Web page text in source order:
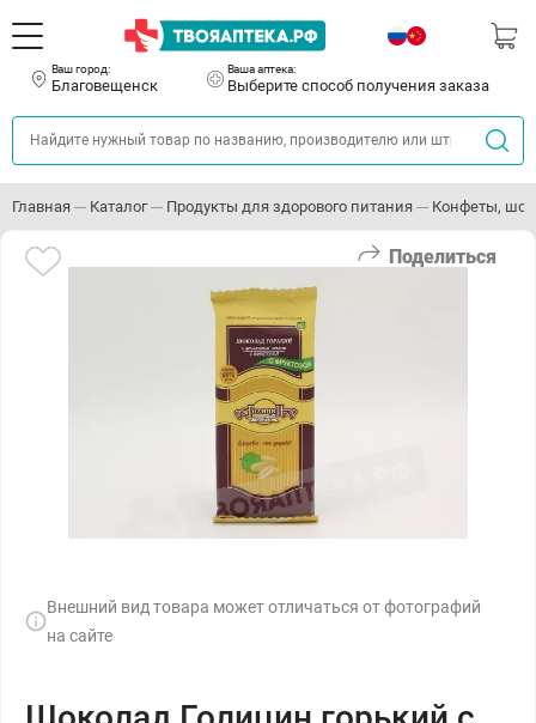
Ваш город:
Благовещенск
Ваша аптека:
Выберите способ получения заказа
Главная Каталог Продукты для здорового питания Конфеты,
Поделиться
Внешний вид товара может отличаться от фотографий
на сайте